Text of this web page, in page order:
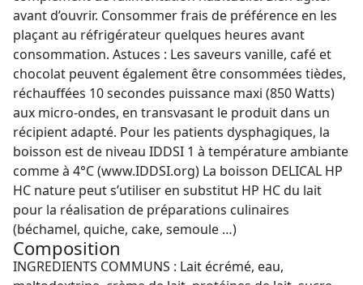
avant d’ouvrir. Consommer frais de préférence en les
plaçant au réfrigérateur quelques heures avant
consommation. Astuces : Les saveurs vanille, café et
chocolat peuvent également être consommées tièdes,
réchauffées 10 secondes puissance maxi (850 Watts)
aux micro-ondes, en transvasant le produit dans un
récipient adapté. Pour les patients dysphagiques, la
boisson est de niveau IDDSI 1 à température ambiante
comme à 4°C (www.IDDSI.org) La boisson DELICAL HP
HC nature peut s’utiliser en substitut HP HC du lait
pour la réalisation de préparations culinaires
(béchamel, quiche, cake, semoule …)
Composition
INGREDIENTS COMMUNS : Lait écrémé, eau,